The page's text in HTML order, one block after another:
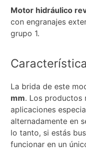
Motor hidráulico
con engranajes
grupo 1.
La brida de este
mm. Los productos
aplicaciones
alternadamente en
lo tanto, si estás
funcionar en un